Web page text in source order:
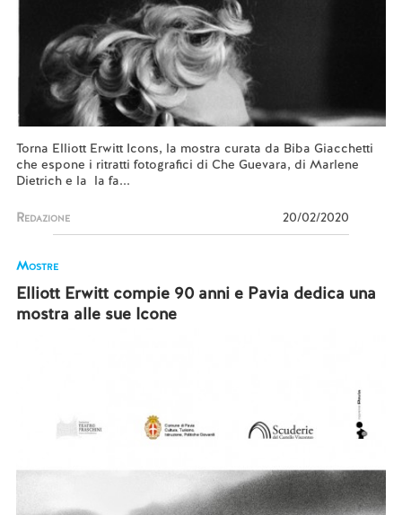
Torna Elliott Erwitt Icons, la mostra curata da Biba Giacchetti
che espone i ritratti fotografici di Che Guevara, di Marlene
Dietrich e la la fa...
Redazione 20/02/2020
Mostre
Elliott Erwitt compie 90 anni e Pavia dedica una
mostra alle sue Icone